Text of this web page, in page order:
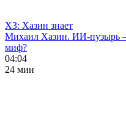
ХЗ: Хазин знает
Михаил Хазин. ИИ-пузырь
миф?
04:04
24 мин